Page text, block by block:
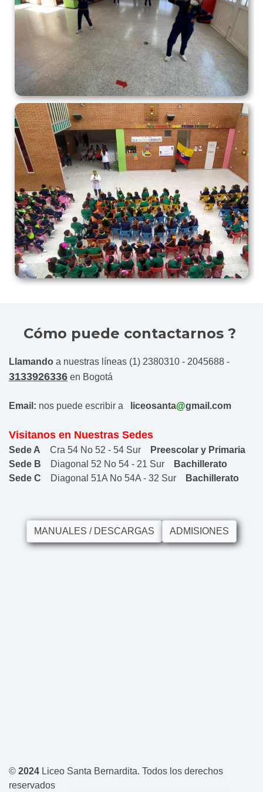
Cómo puede contactarnos ?
Llamando a nuestras líneas (1) 2380310 - 2045688 -
3133926336 en Bogotá
Email: nos puede escribir a liceosanta@gmail.com
Visitanos en Nuestras Sedes
Sede A Cra 54 No 52 - 54 Sur
Preescolar y Primaria
Sede B
Diagonal 52 No 54 - 21 Sur
Bachillerato
Sede C
Diagonal 51A No 54A - 32 Sur Bachillerato
MANUALES / DESCARGAS ADMISIONES
© 2024 Liceo Santa Bernardita. Todos los derechos
reservados